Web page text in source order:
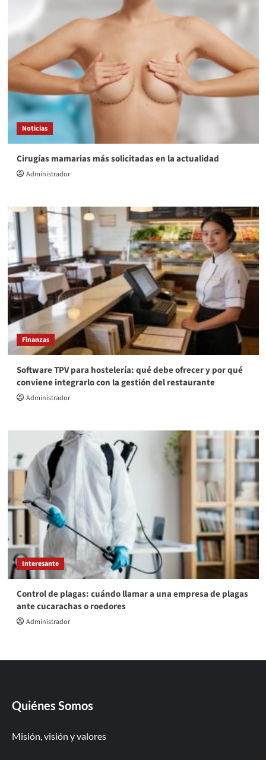
Noticias
Cirugías mamarias más solicitadas en la actualidad
Administrador
Finanzas
Software TPV para hostelería: qué debe ofrecer y por qué
conviene integrarlo con la gestión del restaurante
Administrador
Interesante
Control de plagas: cuándo llamar a una empresa de plagas
ante cucarachas o roedores
Administrador
Quiénes Somos
Misión, visión y valores